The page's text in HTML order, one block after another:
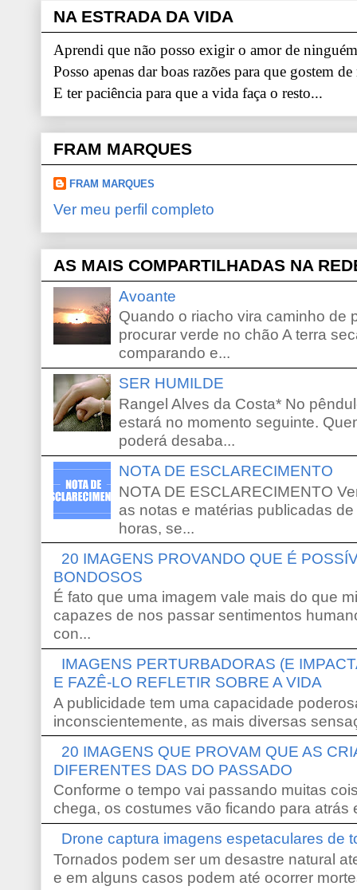
NA ESTRADA DA VIDA
Aprendi que não posso exigir o amor de
Posso apenas dar boas razões para que gostem
E ter paciência para que a vida faça o resto...
FRAM MARQUES
FRAM MARQUES
Ver meu perfil completo
AS MAIS COMPARTILHADAS NA
Avoante
Quando o riacho vira caminho de
procurar verde no chão A terra
comparando e...
SER HUMILDE
Rangel Alves da Costa* No
estará no momento seguinte.
poderá desaba...
NOTA DE ESCLARECIMENTO
NOTA DE ESCLARECIMENTO
as notas e matérias publicadas
horas, se...
20 IMAGENS PROVANDO QUE É
BONDOSOS
É fato que uma imagem vale mais do que
capazes de nos passar sentimentos
con...
IMAGENS PERTURBADORAS (E
E FAZÊ-LO REFLETIR SOBRE A VIDA
A publicidade tem uma capacidade
inconscientemente, as mais diversas
20 IMAGENS QUE PROVAM QUE AS
DIFERENTES DAS DO PASSADO
Conforme o tempo vai passando muitas
chega, os costumes vão ficando para atrás
Drone captura imagens espetaculares de
Tornados podem ser um desastre natural
e em alguns casos podem até ocorrer